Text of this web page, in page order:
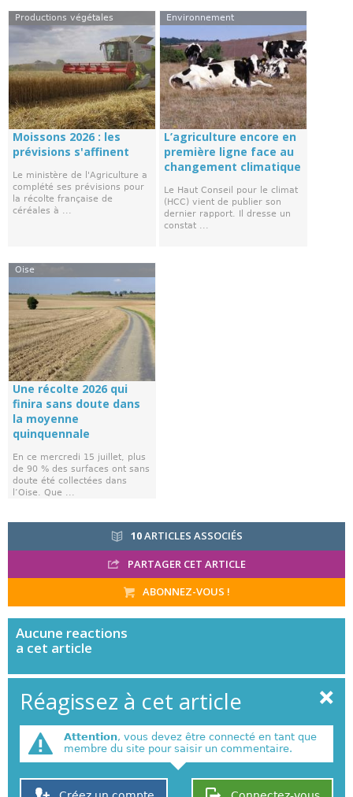
Productions végétales
Moissons 2026 : les
prévisions s'affinent
Le ministère de l'Agriculture a
complété ses prévisions pour
la récolte française de
céréales à ...
Environnement
L’agriculture encore en
première ligne face au
changement climatique
Le Haut Conseil pour le climat
(HCC) vient de publier son
dernier rapport. Il dresse un
constat ...
Oise
Une récolte 2026 qui
finira sans doute dans
la moyenne
quinquennale
En ce mercredi 15 juillet, plus
de 90 % des surfaces ont sans
doute été collectées dans
l’Oise. Que ...
10ARTICLES ASSOCIÉS
PARTAGER CET ARTICLE
ABONNEZ-VOUS !
Aucune reactions
a cet article
Réagissez à cet article
Attention, vous devez être connecté en tant que
membre du site pour saisir un commentaire.